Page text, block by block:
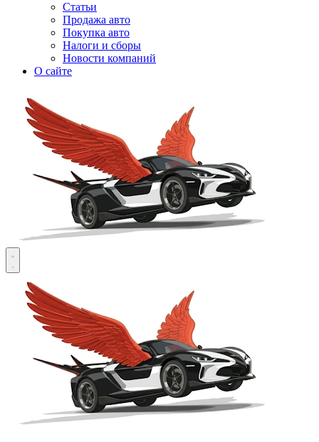
Статьи
Продажа авто
Покупка авто
Налоги и сборы
Новости компаний
О сайте